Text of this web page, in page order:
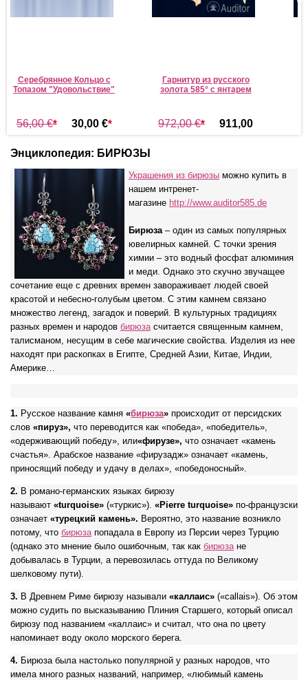
Серебрянное Кольцо с
Топазом "Удовольствие"
56,00 €* 30,00 €*
Гарнитур из русского
золота 585° с янтарем
972,00 €*
911,00
Энциклопедия: БИРЮЗЫ
Украшения из бирюзы можно купить в
нашем интренет-
магазине http://www.auditor585.de
Бирюза – один из самых популярных
ювелирных камней. С точки зрения
химии – это водный фосфат алюминия
и меди. Однако это скучно звучащее
сочетание еще с древних времен завораживает людей своей
красотой и небесно-голубым цветом. С этим камнем связано
множество легенд, загадок и поверий. В культурных традициях
разных времен и народов бирюза считается священным камнем,
талисманом, несущим в себе магические свойства. Изделия из нее
находят при раскопках в Египте, Средней Азии, Китае, Индии,
Америке…
1. Русское название камня «бирюза» происходит от персидских
слов «пируз», что переводится как «победа», «победитель»,
«одерживающий победу», или«фирузе», что означает «камень
счастья». Арабское название «фирузадж» означает «камень,
приносящий победу и удачу в делах», «победоносный».
2. В романо-германских языках бирюзу
называют «turquoise» («туркис»). «Pierre turquoise» по-французски
означает «турецкий камень». Вероятно, это название возникло
потому, что бирюза попадала в Европу из Персии через Турцию
(однако это мнение было ошибочным, так как бирюза не
добывалась в Турции, а перевозилась оттуда по Великому
шелковому пути).
3. В Древнем Риме бирюзу называли «каллаис» («callais»). Об этом
можно судить по высказыванию Плиния Старшего, который описал
бирюзу под названием «каллаис» и считал, что она по цвету
напоминает воду около морского берега.
4. Бирюза была настолько популярной у разных народов, что
имела много разных названий, например, «любимый камень